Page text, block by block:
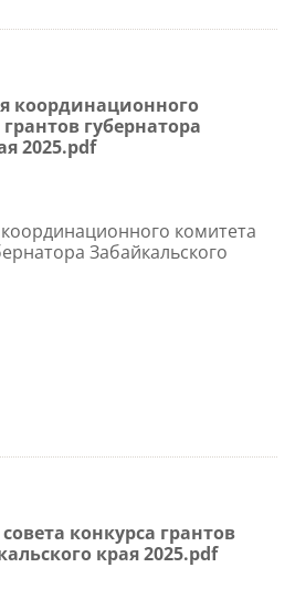
координационного
губернатора
2025.pdf
комитета
Забайкальского
конкурса грантов
края 2025.pdf